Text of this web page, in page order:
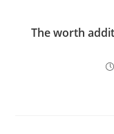
The worth